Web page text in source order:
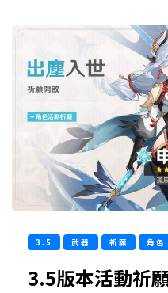
3.5 武器 祈願 角色
3.5版本活動祈